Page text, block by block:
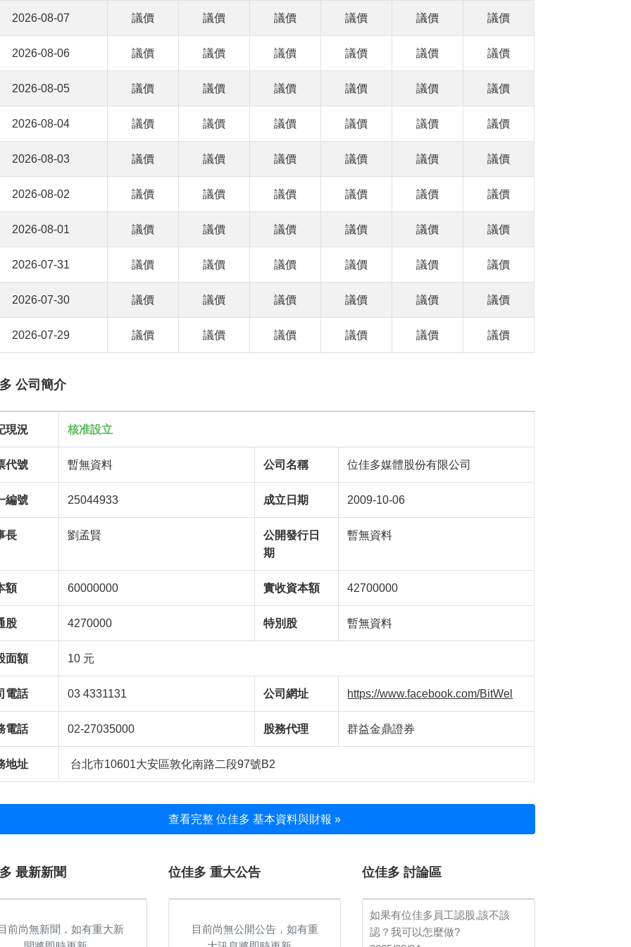
2026-08-07 議價 議價 議價 議價 議價 議價
2026-08-06 議價 議價 議價 議價 議價 議價
2026-08-05 議價 議價 議價 議價 議價 議價
2026-08-04 議價 議價 議價 議價 議價 議價
2026-08-03 議價 議價 議價 議價 議價 議價
2026-08-02 議價 議價 議價 議價 議價 議價
2026-08-01 議價 議價 議價 議價 議價 議價
2026-07-31 議價 議價 議價 議價 議價 議價
2026-07-30 議價 議價 議價 議價 議價 議價
2026-07-29 議價 議價 議價 議價 議價 議價
公司簡介
現況 核准設立
代號 暫無資料 公司名稱 位佳多媒體股份有限公司
編號 25044933 成立日期 2009-10-06
長 劉孟賢
公開發行日
期
暫無資料
額 60000000 實收資本額 42700000
股 4270000 特別股 暫無資料
面額 10 元
電話 03 4331131 公司網址 https://www.facebook.com/BitWel
電話 02-27035000 股務代理 群益金鼎證券
地址 台北市10601大安區敦化南路二段97號B2
查看完整 位佳多 基本資料與財報 »
最新新聞
前尚無新聞，如有重大新
位佳多 重大公告
目前尚無公開公告，如有重
位佳多 討論區
如果有位佳多員工認股,該不該
認？我可以怎麼做?